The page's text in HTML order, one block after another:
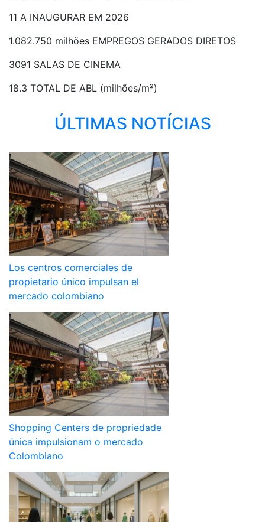
11 A INAUGURAR EM 2026
1.082.750 milhões EMPREGOS GERADOS DIRETOS
3091 SALAS DE CINEMA
18.3 TOTAL DE ABL (milhões/m²)
ÚLTIMAS NOTÍCIAS
Los centros comerciales de
propietario único impulsan el
mercado colombiano
Shopping Centers de propriedade
única impulsionam o mercado
Colombiano